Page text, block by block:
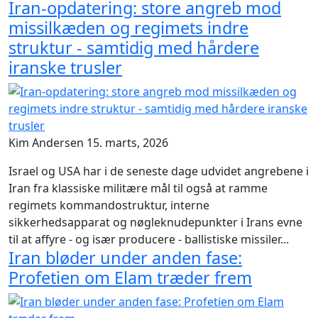
Iran-opdatering: store angreb mod
missilkæden og regimets indre
struktur - samtidig med hårdere
iranske trusler
Kim Andersen 15. marts, 2026
Israel og USA har i de seneste dage udvidet angrebene i
Iran fra klassiske militære mål til også at ramme
regimets kommandostruktur, interne
sikkerhedsapparat og nøgleknudepunkter i Irans evne
til at affyre - og især producere - ballistiske missiler...
Iran bløder under anden fase:
Profetien om Elam træder frem